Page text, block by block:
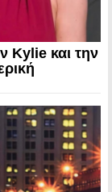
Kylie και την